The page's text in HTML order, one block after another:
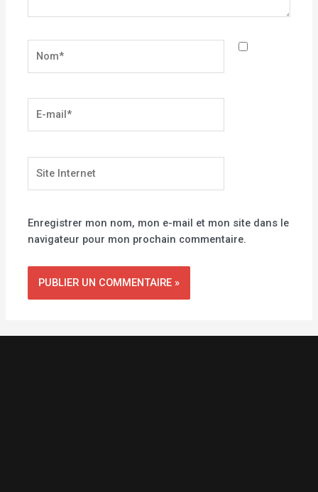
mail*
Internet
Enregistrer mon nom, mon e-mail et mon site dans le
navigateur pour mon prochain commentaire.